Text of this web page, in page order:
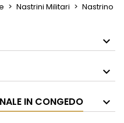
Nastrini Militari
Nastrino
IN CONGEDO